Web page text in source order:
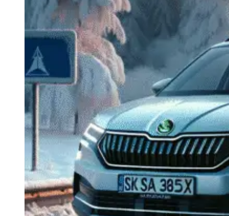
Navigatie Audi Q5
Ford
Navigație Ford Fiesta
Navigație Ford Focus 1
Navigație Ford Focus 2
Navigație Ford Focus MK3
Navigație Ford Mondeo MK3
Navigație Ford Mondeo MK4
Navigație Ford Transit
Mercedes
Navigație Mercedes C Class W203
Navigație Mercedes C Class W204
Navigație Mercedes W203
Navigație Mercedes W204
Navigație Mercedes W211
Navigație Mercedes Sprinter
Passat
Navigație Passat B5
Navigație Passat B5 5
Navigație Passat B6
Navigație Passat B7
Navigație Passat B8
Navigație Passat CC